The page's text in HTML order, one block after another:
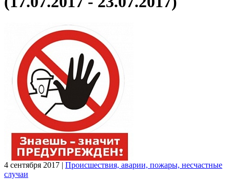
4 сентября 2017 | Происшествия, аварии, пожары, несчастные
случаи